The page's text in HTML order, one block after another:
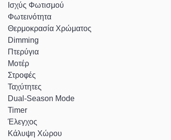
Ισχύς Φωτισμού
Φωτεινότητα
Θερμοκρασία Χρώματος
Dimming
Πτερύγια
Μοτέρ
Στροφές
Ταχύτητες
Dual-Season Mode
Timer
Έλεγχος
Κάλυψη Χώρου